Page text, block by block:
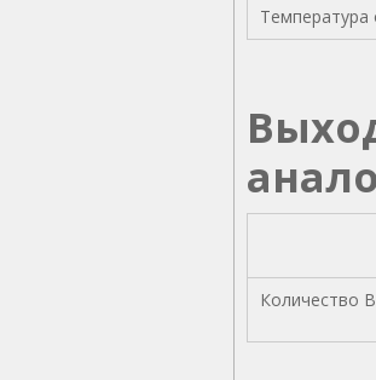
Количество